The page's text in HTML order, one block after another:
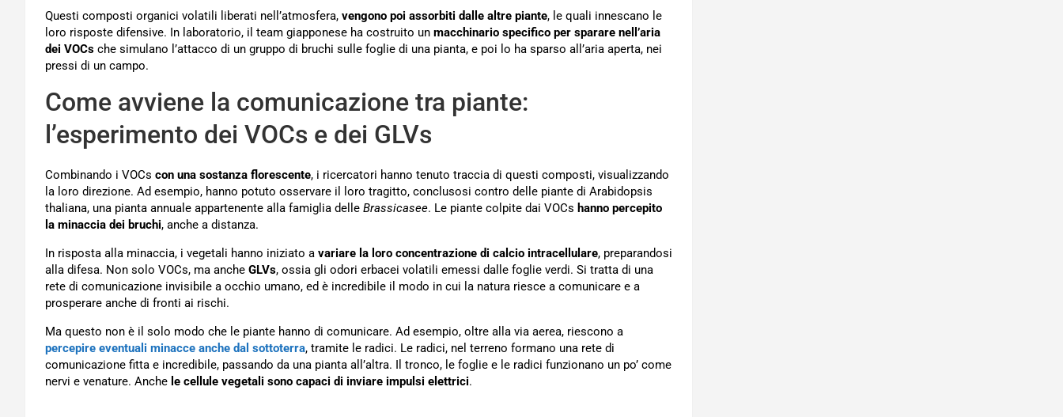
Questi composti organici volatili liberati nell’atmosfera, vengono poi assorbiti dalle altre piante, le quali innescano le
loro risposte difensive. In laboratorio, il team giapponese ha costruito un macchinario specifico per sparare nell’aria
dei VOCs che simulano l’attacco di un gruppo di bruchi sulle foglie di una pianta, e poi lo ha sparso all’aria aperta, nei
pressi di un campo.
Come avviene la comunicazione tra piante:
l’esperimento dei VOCs e dei GLVs
Combinando i VOCs con una sostanza florescente, i ricercatori hanno tenuto traccia di questi composti, visualizzando
la loro direzione. Ad esempio, hanno potuto osservare il loro tragitto, conclusosi contro delle piante di Arabidopsis
thaliana, una pianta annuale appartenente alla famiglia delle Brassicasee. Le piante colpite dai VOCs hanno percepito
la minaccia dei bruchi, anche a distanza.
In risposta alla minaccia, i vegetali hanno iniziato a variare la loro concentrazione di calcio intracellulare, preparandosi
alla difesa. Non solo VOCs, ma anche GLVs, ossia gli odori erbacei volatili emessi dalle foglie verdi. Si tratta di una
rete di comunicazione invisibile a occhio umano, ed è incredibile il modo in cui la natura riesce a comunicare e a
prosperare anche di fronti ai rischi.
Ma questo non è il solo modo che le piante hanno di comunicare. Ad esempio, oltre alla via aerea, riescono a
percepire eventuali minacce anche dal sottoterra, tramite le radici. Le radici, nel terreno formano una rete di
comunicazione fitta e incredibile, passando da una pianta all’altra. Il tronco, le foglie e le radici funzionano un po’ come
nervi e venature. Anche le cellule vegetali sono capaci di inviare impulsi elettrici.